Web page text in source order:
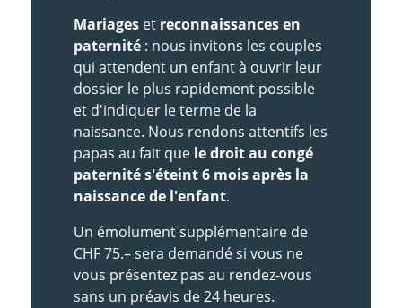
Mariages et reconnaissances en
paternité : nous invitons les couples
qui attendent un enfant à ouvrir leur
dossier le plus rapidement possible
et d'indiquer le terme de la
naissance. Nous rendons attentifs les
papas au fait que le droit au congé
paternité s'éteint 6 mois après la
naissance de l'enfant.
Un émolument supplémentaire de
CHF 75.– sera demandé si vous ne
vous présentez pas au rendez-vous
sans un préavis de 24 heures.